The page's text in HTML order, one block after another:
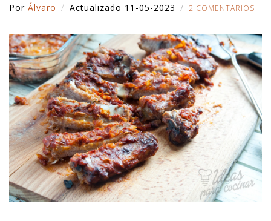
Por Álvaro Actualizado 11-05-2023 2 COMENTARIOS